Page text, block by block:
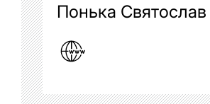
Понька Святослав